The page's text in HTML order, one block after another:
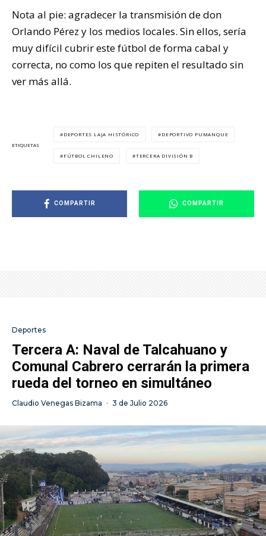
Nota al pie: agradecer la transmisión de don
Orlando Pérez y los medios locales. Sin ellos, sería
muy difícil cubrir este fútbol de forma cabal y
correcta, no como los que repiten el resultado sin
ver más allá.
ETIQUETAS
DEPORTES LAJA HISTÓRICO DEPORTIVO PUMANQUE
FÚTBOL CHILENO TERCERA DIVISIÓN B
COMPARTIR COMPARTIR
Deportes
Tercera A: Naval de Talcahuano y
Comunal Cabrero cerrarán la primera
rueda del torneo en simultáneo
Claudio Venegas Bizama · 3 de Julio 2026